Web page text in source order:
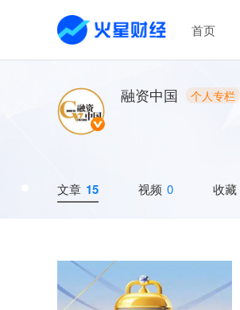
首页
融资中国 个人专栏
文章 15 视频 0 收藏